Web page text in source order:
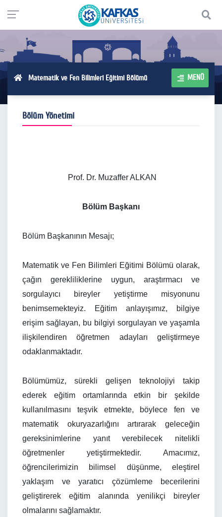
Matematik ve Fen Bilimleri Eğitimi Bölümü MENÜ
Bölüm Yönetimi
Prof. Dr. Muzaffer ALKAN
Bölüm Başkanı
Bölüm Başkanının Mesajı;
Matematik ve Fen Bilimleri Eğitimi Bölümü olarak,
çağın gerekliliklerine uygun, araştırmacı ve
sorgulayıcı bireyler yetiştirme misyonunu
benimsemekteyiz. Eğitim anlayışımız, bilgiye
erişim sağlayan, bu bilgiyi sorgulayan ve yaşamla
ilişkilendiren öğretmen adayları geliştirmeye
odaklanmaktadır.
Bölümümüz, sürekli gelişen teknolojiyi takip
ederek eğitim ortamlarında etkin bir şekilde
kullanılmasını teşvik etmekte, böylece fen ve
matematik okuryazarlığını artırarak geleceğin
gereksinimlerine yanıt verebilecek nitelikli
öğretmenler yetiştirmektedir. Amacımız,
öğrencilerimizin bilimsel düşünme, eleştirel
yaklaşım ve yaratıcı çözümleme becerilerini
geliştirerek eğitim alanında yenilikçi bireyler
olmalarını sağlamaktır.